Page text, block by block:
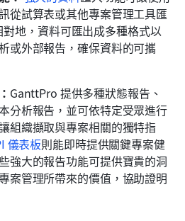
從試算表或其他專案管理工具匯
地，資料可匯出成多種格式以
或外部報告，確保資料的可攜
GanttPro 提供多種狀態報告、
分析報告，並可依特定受眾進行
組織擷取與專案相關的獨特指
儀表板則能即時提供關鍵專案健
強大的報告功能可提供寶貴的洞
案管理所帶來的價值，協助證明